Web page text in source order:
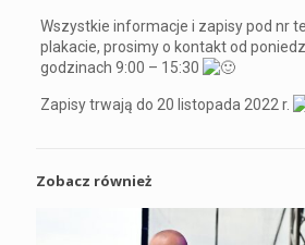
Wszystkie informacje i zapisy pod nr
plakacie, prosimy o kontakt od
godzinach 9:00 – 15:30
Zapisy trwają do 20 listopada 2022 r.
Zobacz również